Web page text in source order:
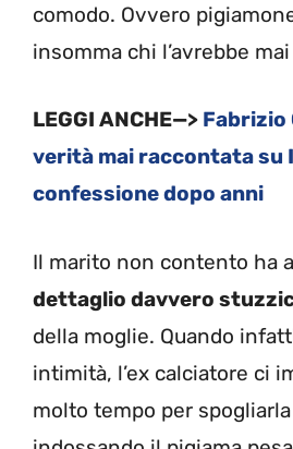
comodo. Ovvero
insomma chi l’avrebbe
LEGGI ANCHE—> Fabrizio
verità mai raccontata su
confessione dopo anni
Il marito non contento ha
dettaglio davvero
della moglie. Quando
intimità, l’ex calciatore ci
molto tempo per